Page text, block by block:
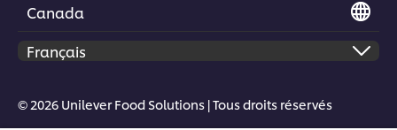
Canada
© 2026 Unilever Food Solutions | Tous droits réservés